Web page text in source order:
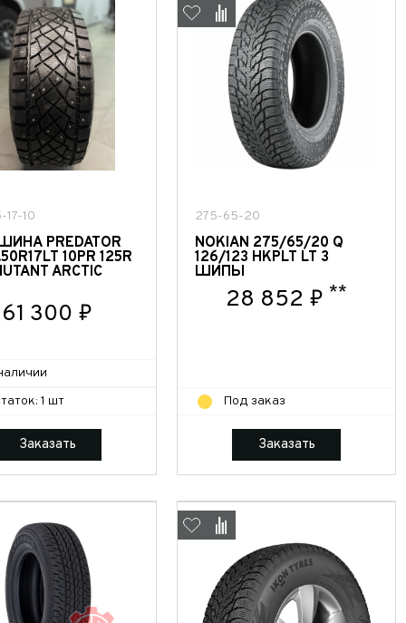
17-10
PREDATOR
10PR 125R
ARCTIC
61 300 ₽
1 шт
Заказать
275-65-20
NOKIAN 275/65/20 Q
126/123 HKPLT LT 3
ШИПЫ
28 852 ₽ **
Под заказ
Заказать